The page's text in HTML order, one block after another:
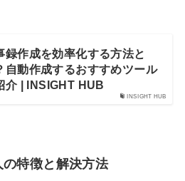
INSIGHT HUB
録作成を効率化する方法と
自動作成するおすすめツール
介 | INSIGHT HUB
特徴と解決方法